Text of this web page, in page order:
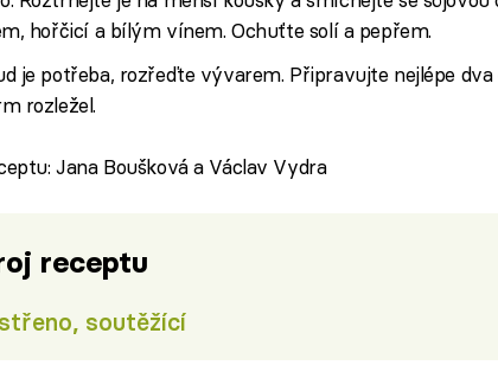
hořčicí a bílým vínem. Ochuťte solí a pepřem.
je potřeba, rozřeďte vývarem. Připravujte nejlépe
rozležel.
Jana Boušková a Václav Vydra
receptu
soutěžící